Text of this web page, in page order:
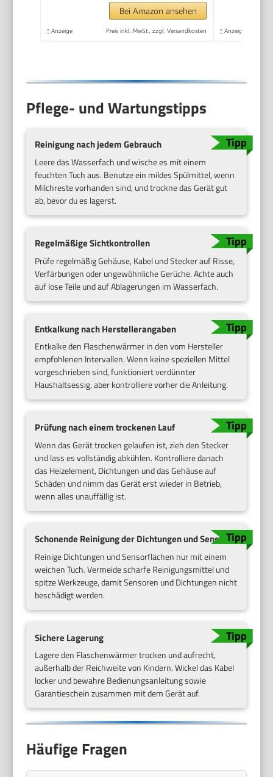
Temperaturregelung,
automatische
Bei Amazon ansehen
* Anzeige Preis inkl. MwSt., zzgl. Versandkosten * Anzeige
Pflege- und Wartungstipps
Reinigung nach jedem Gebrauch
Leere das Wasserfach und wische es mit einem
feuchten Tuch aus. Benutze ein mildes Spülmittel, wenn
Milchreste vorhanden sind, und trockne das Gerät gut
ab, bevor du es lagerst.
Regelmäßige Sichtkontrollen
Prüfe regelmäßig Gehäuse, Kabel und Stecker auf Risse,
Verfärbungen oder ungewöhnliche Gerüche. Achte auch
auf lose Teile und auf Ablagerungen im Wasserfach.
Entkalkung nach Herstellerangaben
Entkalke den Flaschenwärmer in den vom Hersteller
empfohlenen Intervallen. Wenn keine speziellen Mittel
vorgeschrieben sind, funktioniert verdünnter
Haushaltsessig, aber kontrolliere vorher die Anleitung.
Prüfung nach einem trockenen Lauf
Wenn das Gerät trocken gelaufen ist, zieh den Stecker
und lass es vollständig abkühlen. Kontrolliere danach
das Heizelement, Dichtungen und das Gehäuse auf
Schäden und nimm das Gerät erst wieder in Betrieb,
wenn alles unauffällig ist.
Schonende Reinigung der Dichtungen und Sensoren
Reinige Dichtungen und Sensorflächen nur mit einem
weichen Tuch. Vermeide scharfe Reinigungsmittel und
spitze Werkzeuge, damit Sensoren und Dichtungen nicht
beschädigt werden.
Sichere Lagerung
Lagere den Flaschenwärmer trocken und aufrecht,
außerhalb der Reichweite von Kindern. Wickel das Kabel
locker und bewahre Bedienungsanleitung sowie
Garantieschein zusammen mit dem Gerät auf.
Häufige Fragen